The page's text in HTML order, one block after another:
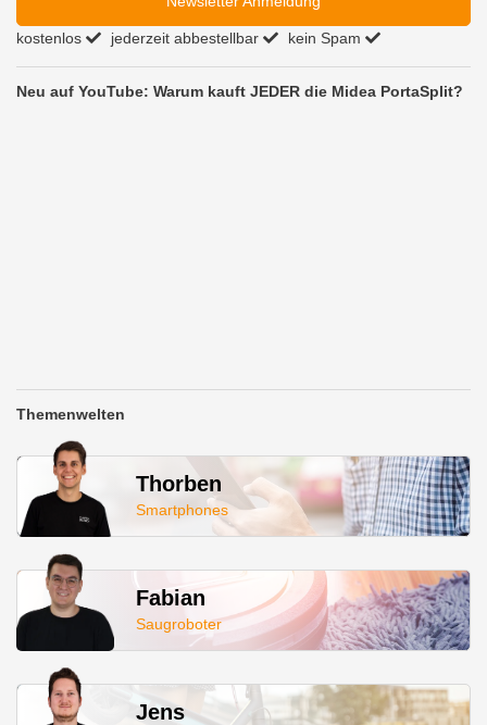
kostenlos jederzeit abbestellbar kein Spam
Neu auf YouTube: Warum kauft JEDER die Midea PortaSplit?
Themenwelten
Thorben
Smartphones
Fabian
Saugroboter
Jens